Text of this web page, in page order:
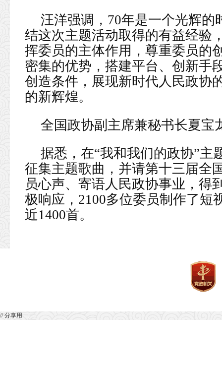
汪洋强调，70年是一个光辉
结这次主题活动取得的有益经验
挥委员的主体作用，尊重委员的
密集的优势，搭建平台、创新手
创造条件，展现新时代人民政协
的新辉煌。
全国政协副主席兼秘书长夏宝
据悉，在“我和我们的政协”主
征集主题歌曲，并请第十三届全
员心声、寄语人民政协事业，得
极响应，2100多位委员制作了短
近1400首。
// 分享用